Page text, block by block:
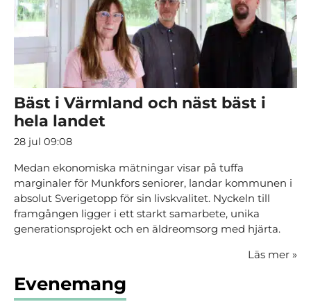
Bäst i Värmland och näst bäst i
hela landet
28 jul 09:08
Medan ekonomiska mätningar visar på tuffa
marginaler för Munkfors seniorer, landar kommunen i
absolut Sverigetopp för sin livskvalitet. Nyckeln till
framgången ligger i ett starkt samarbete, unika
generationsprojekt och en äldreomsorg med hjärta.
Läs mer »
Evenemang